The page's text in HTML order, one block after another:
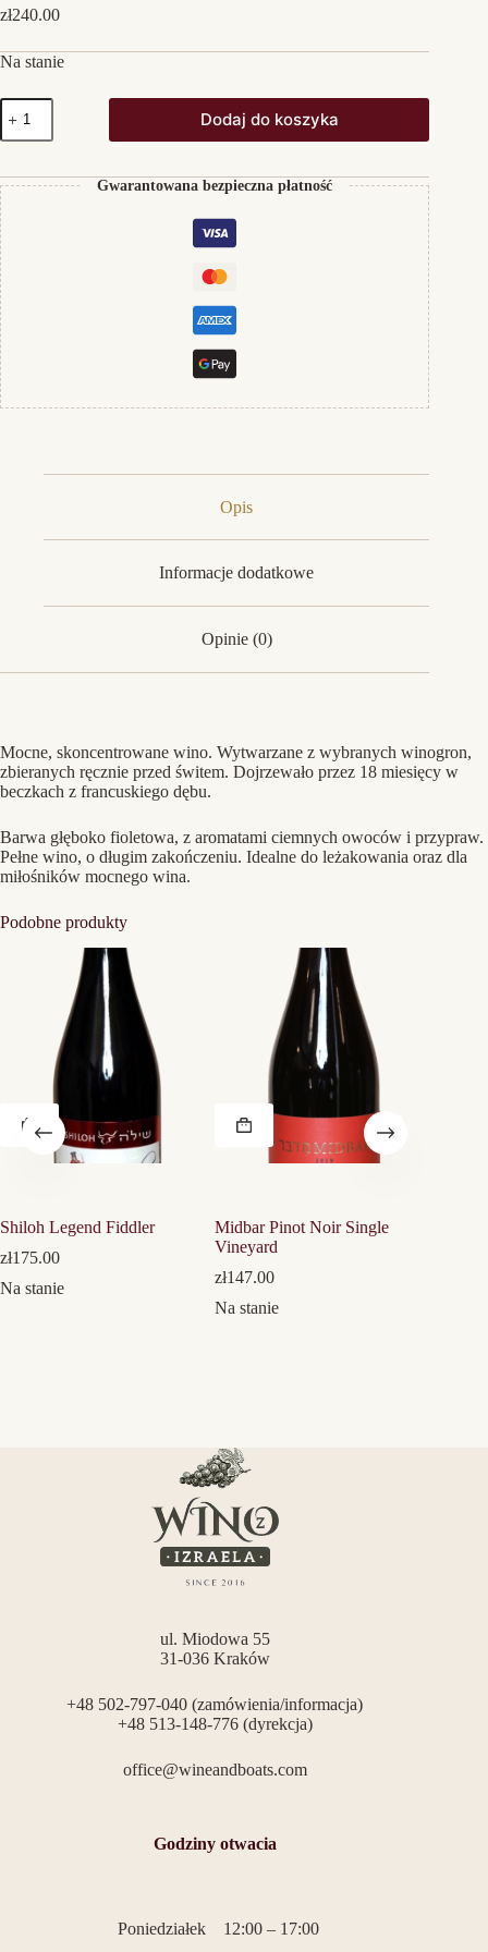
zł240.00
Na stanie
ilość
Shiloh
Secret
Petite
Sirah
Dodaj do koszyka
Gwarantowana bezpieczna płatność
Opis
Informacje dodatkowe
Opinie (0)
Mocne, skoncentrowane wino. Wytwarzane z wybranych winogron,
zbieranych ręcznie przed świtem. Dojrzewało przez 18 miesięcy w
beczkach z francuskiego dębu.
Barwa głęboko fioletowa, z aromatami ciemnych owoców i przypraw.
Pełne wino, o długim zakończeniu. Idealne do leżakowania oraz dla
miłośników mocnego wina.
Podobne produkty
Shiloh Legend Fiddler
zł175.00
Na stanie
Midbar Pinot Noir Single
Vineyard
zł147.00
Na stanie
ul. Miodowa 55
31-036 Kraków
+48 502-797-040 (zamówienia/informacja)
+48 513-148-776 (dyrekcja)
office@wineandboats.com
Godziny otwacia
Poniedziałek
12:00 – 17:00